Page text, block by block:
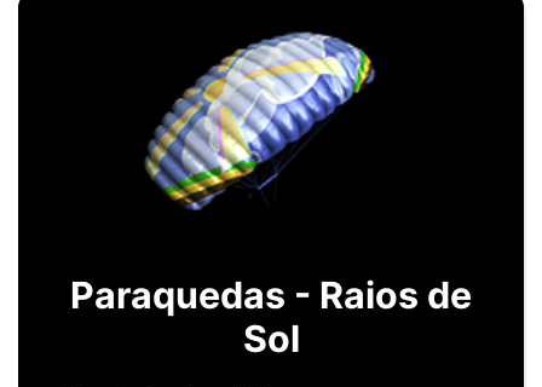
Paraquedas - Raios de
Sol